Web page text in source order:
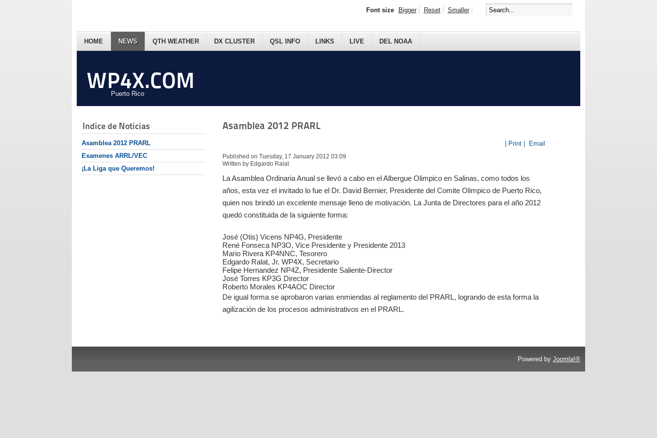
WP4X.COM
Puerto Rico
HOME NEWS QTH WEATHER DX CLUSTER QSL INFO LINKS LIVE DEL NOAA
Font size Bigger Reset Smaller
Indice de Noticias
Asamblea 2012 PRARL
Examenes ARRL/VEC
¡La Liga que Queremos!
Asamblea 2012 PRARL
| Print | Email
Published on Tuesday, 17 January 2012 03:09
Written by Edgardo Ralat
La Asamblea Ordinaria Anual se llevó a cabo en el Albergue Olimpico en Salinas, como todos los
años, esta vez el invitado lo fue el Dr. David Bernier, Presidente del Comite Olimpico de Puerto Rico,
quien nos brindó un excelente mensaje lleno de motivación. La Junta de Directores para el año 2012
quedó constituida de la siguiente forma:
José (Otis) Vicens NP4G, Presidente
René Fonseca NP3O, Vice Presidente y Presidente 2013
Mario Rivera KP4NNC, Tesorero
Edgardo Ralat, Jr. WP4X, Secretario
Felipe Hernandez NP4Z, Presidente Saliente-Director
José Torres KP3G Director
Roberto Morales KP4AOC Director
De igual forma se aprobaron varias enmiendas al reglamento del PRARL, logrando de esta forma la
agilización de los procesos administrativos en el PRARL.
Powered by Joomla!®